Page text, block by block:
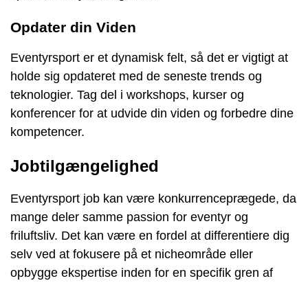
Opdater din Viden
Eventyrsport er et dynamisk felt, så det er vigtigt at
holde sig opdateret med de seneste trends og
teknologier. Tag del i workshops, kurser og
konferencer for at udvide din viden og forbedre dine
kompetencer.
Jobtilgængelighed
Eventyrsport job kan være konkurrenceprægede, da
mange deler samme passion for eventyr og
friluftsliv. Det kan være en fordel at differentiere dig
selv ved at fokusere på et nicheområde eller
opbygge ekspertise inden for en specifik gren af